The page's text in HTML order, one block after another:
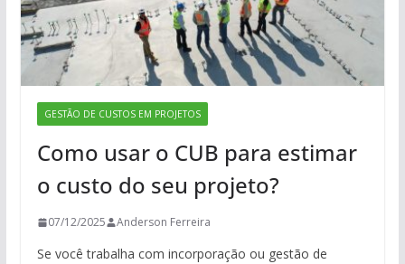
GESTÃO DE CUSTOS EM PROJETOS
Como usar o CUB para estimar
o custo do seu projeto?
07/12/2025 Anderson Ferreira
Se você trabalha com incorporação ou gestão de